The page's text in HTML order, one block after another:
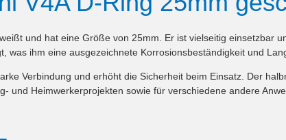
und hat eine Größe von 25mm. Er ist vielseitig einsetzbar
was ihm eine ausgezeichnete Korrosionsbeständigkeit und
Verbindung und erhöht die Sicherheit beim Einsatz. Der
und Heimwerkerprojekten sowie für verschiedene andere